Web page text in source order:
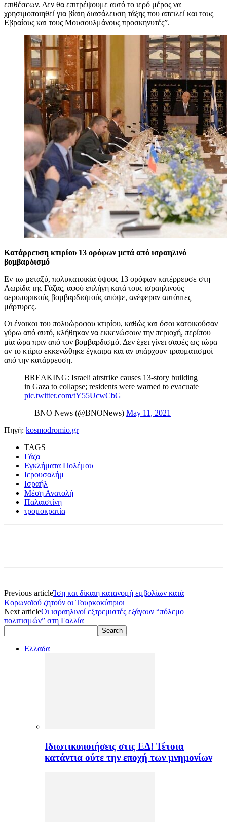
επιθέσεων. Δεν θα επιτρέψουμε αυτό το ιερό μέρος να
χρησιμοποιηθεί για βίαιη διασάλευση τάξης που απειλεί και τους
Εβραίους και τους Μουσουλμάνους προσκηνυτές”.
Κατάρρευση κτιρίου 13 ορόφων μετά από ισραηλινό
βομβαρδισμό
Εν τω μεταξύ, πολυκατοικία ύψους 13 ορόφων κατέρρευσε στη
Λωρίδα της Γάζας, αφού επλήγη κατά τους ισραηλινούς
αεροπορικούς βομβαρδισμούς απόψε, ανέφεραν αυτόπτες
μάρτυρες.
Οι ένοικοι του πολυώροφου κτιρίου, καθώς και όσοι κατοικούσαν
γύρω από αυτό, κλήθηκαν να εκκενώσουν την περιοχή, περίπου
μία ώρα πριν από τον βομβαρδισμό. Δεν έχει γίνει σαφές ως τώρα
αν το κτίριο εκκενώθηκε έγκαιρα και αν υπάρχουν τραυματισμοί
από την κατάρρευση.
BREAKING: Israeli airstrike causes 13-story building
in Gaza to collapse; residents were warned to evacuate
pic.twitter.com/tY55UcwCbG
— BNO News (@BNONews) May 11, 2021
Πηγή: kosmodromio.gr
TAGS
Γάζα
Εγκλήματα Πολέμου
Ιερουσαλήμ
Ισραήλ
Μέση Ανατολή
Παλαιστίνη
τρομοκρατία
Previous articleΊση και δίκαιη κατανομή εμβολίων κατά
Κορωνοϊού ζητούν οι Τουρκοκύπριοι
Next articleΟι ισραηλινοί εξτρεμιστές εξάγουν “πόλεμο
πολιτισμών” στη Γαλλία
Ελλαδα
Ιδιωτικοποιήσεις στις ΕΔ! Τέτοια
κατάντια ούτε την εποχή των μνημονίων